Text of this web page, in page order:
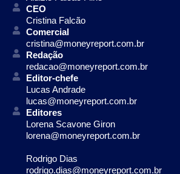
CEO
Cristina Falcão
Comercial
cristina@moneyreport.com.br
Redação
redacao@moneyreport.com.br
Editor-chefe
Lucas Andrade
lucas@moneyreport.com.br
Editores
Lorena Scavone Giron
lorena@moneyreport.com.br
Rodrigo Dias
rodrigo.dias@moneyreport.com.br